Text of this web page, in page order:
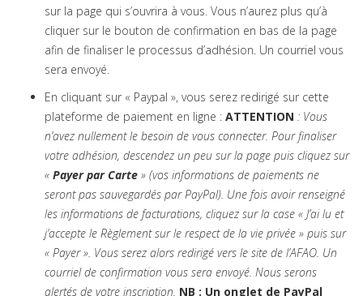
sur la page qui s’ouvrira à vous. Vous n’aurez plus qu’à
cliquer sur le bouton de confirmation en bas de la page
afin de finaliser le processus d’adhésion. Un courriel vous
sera envoyé.
En cliquant sur « Paypal », vous serez redirigé sur cette
plateforme de paiement en ligne : ATTENTION : Vous
n’avez nullement le besoin de vous connecter. Pour finaliser
votre adhésion, descendez un peu sur la page puis cliquez sur
« Payer par Carte » (vos informations de paiements ne
seront pas sauvegardés par PayPal). Une fois avoir renseigné
les informations de facturations, cliquez sur la case « J’ai lu et
j’accepte le Règlement sur le respect de la vie privée » puis sur
« Payer ». Vous serez alors redirigé vers le site de l’AFAO. Un
courriel de confirmation vous sera envoyé. Nous serons
alertés de votre inscription. NB : Un onglet de PayPal